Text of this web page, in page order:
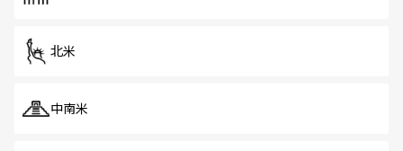
北米
中南米